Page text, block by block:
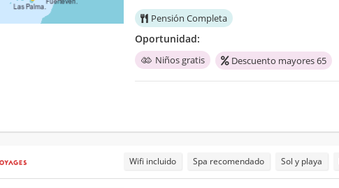
Pensión Completa
Oportunidad:
Niños gratis Descuento mayores 65
Wifi incluido Spa recomendado Sol y playa